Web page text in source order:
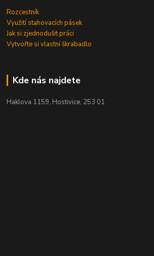
Rozcestník
Využití stahovacích pásek
Jak si zjednodušit práci
Vytvořte si vlastní škrabadlo
Kde nás najdete
Haklova 1159, Hostivice, 253 01